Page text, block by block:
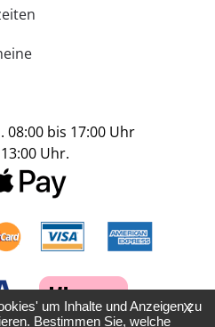
08:00 bis 17:00 Uhr
Uhr.
X
um Inhalte und Anzeigen zu
Bestimmen Sie, welche